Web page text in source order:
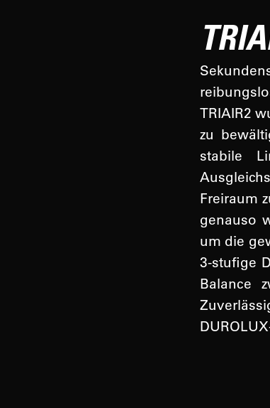
TRIAIR2
zu
stabile
Freiraum
genauso
um die
3-stufige
Balance